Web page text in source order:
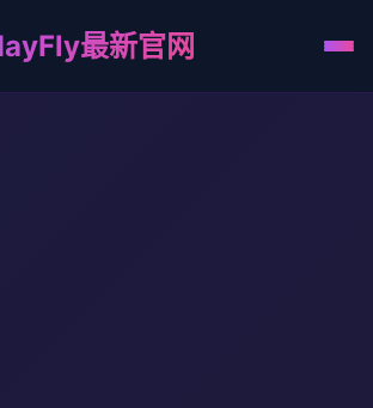
最新官网